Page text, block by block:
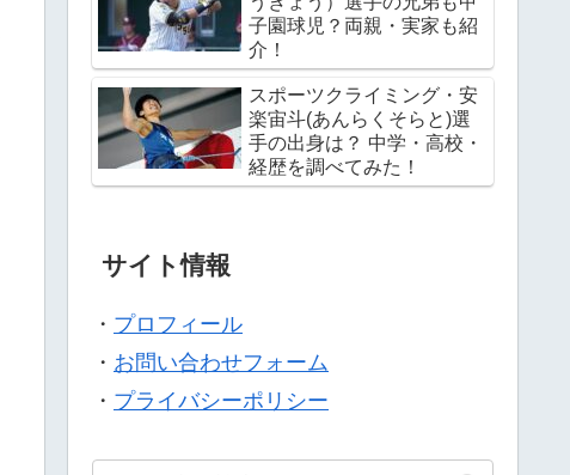
子園球児？両親・実家も紹
介！
スポーツクライミング・安
楽宙斗(あんらくそらと)選
手の出身は？ 中学・高校・
経歴を調べてみた！
サイト情報
・ プロフィール
・ お問い合わせフォーム
・ プライバシーポリシー